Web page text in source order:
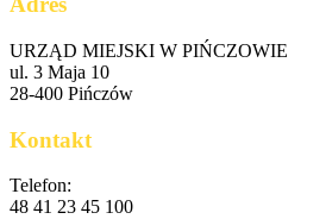
URZĄD MIEJSKI W PIŃCZOWIE
ul. 3 Maja 10
28-400 Pińczów
Kontakt
Telefon:
48 41 23 45 100